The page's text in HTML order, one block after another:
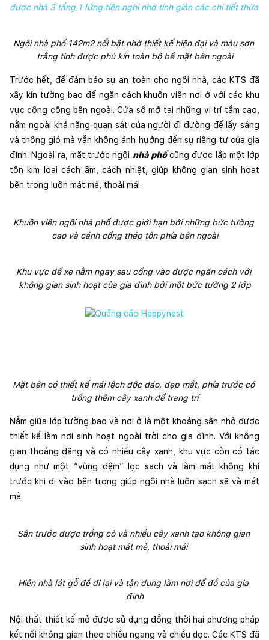
được nhà 3 tầng 1 lửng tiện nghi nhờ tinh giản các chi tiết thừa
Ngôi nhà phố 142m2 nổi bật nhờ thiết kế hiện đại và màu sơn
trắng tinh được phủ kín toàn bộ bề mặt bên ngoài
Trước hết, để đảm bảo sự an toàn cho ngôi nhà, các KTS đã
xây kín tường bao để ngăn cách khuôn viên nơi ở với các khu
vực công cộng bên ngoài. Cửa sổ mở tại những vị trí tầm cao,
nằm ngoài khả năng quan sát của người đi đường để lấy sáng
và thông gió mà vẫn không ảnh hưởng đến sự riêng tư của gia
đình. Ngoài ra, mặt trước ngôi nhà phố cũng được lắp một lớp
tôn kim loại cách âm, cách nhiệt, giúp không gian sinh hoạt
bên trong luôn mát mẻ, thoải mái.
Khuôn viên ngôi nhà phố được giới hạn bởi những bức tường
cao và cánh cổng thép tôn phía bên ngoài
Khu vực để xe nằm ngay sau cổng vào được ngăn cách với
không gian sinh hoạt của gia đình bởi một bức tường 2 lớp
Mặt bên có thiết kế mái lệch độc đáo, đẹp mắt, phía trước có
trồng thêm cây xanh để trang trí
Nằm giữa lớp tường bao và nơi ở là một khoảng sân nhỏ được
thiết kế làm nơi sinh hoạt ngoài trời cho gia đình. Với không
gian thoáng đãng và có nhiều cây xanh, khu vực còn có tác
dụng như một “vùng đệm” lọc sạch và làm mát không khí
trước khi đi vào bên trong giúp ngôi nhà luôn sạch sẽ và mát
mẻ.
Sân trước được trồng cỏ và nhiều cây xanh tạo không gian
sinh hoạt mát mẻ, thoải mái
Hiên nhà lát gỗ để đi lại và tận dụng làm nơi để đồ của gia
đình
Nội thất thiết kế mở được sử dụng đồng thời hai phương pháp
kết nối không gian theo chiều ngang và chiều dọc. Các KTS đã